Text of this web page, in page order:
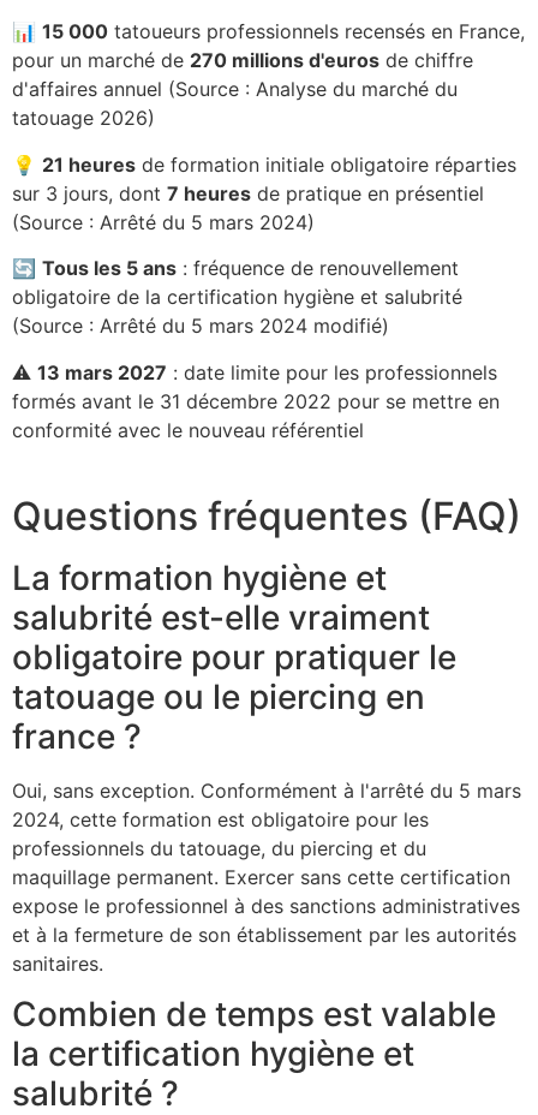
📊 15 000 tatoueurs professionnels recensés en France,
pour un marché de 270 millions d'euros de chiffre
d'affaires annuel (Source : Analyse du marché du
tatouage 2026)
💡 21 heures de formation initiale obligatoire réparties
sur 3 jours, dont 7 heures de pratique en présentiel
(Source : Arrêté du 5 mars 2024)
🔄 Tous les 5 ans : fréquence de renouvellement
obligatoire de la certification hygiène et salubrité
(Source : Arrêté du 5 mars 2024 modifié)
⚠️ 13 mars 2027 : date limite pour les professionnels
formés avant le 31 décembre 2022 pour se mettre en
conformité avec le nouveau référentiel
Questions fréquentes (FAQ)
La formation hygiène et
salubrité est-elle vraiment
obligatoire pour pratiquer le
tatouage ou le piercing en
france ?
Oui, sans exception. Conformément à l'arrêté du 5 mars
2024, cette formation est obligatoire pour les
professionnels du tatouage, du piercing et du
maquillage permanent. Exercer sans cette certification
expose le professionnel à des sanctions administratives
et à la fermeture de son établissement par les autorités
sanitaires.
Combien de temps est valable
la certification hygiène et
salubrité ?